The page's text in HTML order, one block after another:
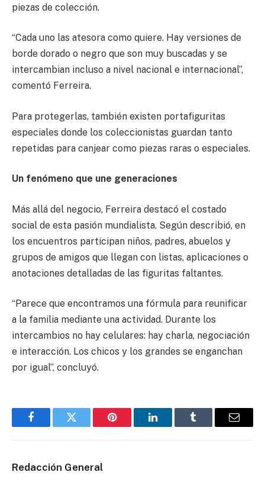
piezas de colección.
“Cada uno las atesora como quiere. Hay versiones de
borde dorado o negro que son muy buscadas y se
intercambian incluso a nivel nacional e internacional”,
comentó Ferreira.
Para protegerlas, también existen portafiguritas
especiales donde los coleccionistas guardan tanto
repetidas para canjear como piezas raras o especiales.
Un fenómeno que une generaciones
Más allá del negocio, Ferreira destacó el costado
social de esta pasión mundialista. Según describió, en
los encuentros participan niños, padres, abuelos y
grupos de amigos que llegan con listas, aplicaciones o
anotaciones detalladas de las figuritas faltantes.
“Parece que encontramos una fórmula para reunificar
a la familia mediante una actividad. Durante los
intercambios no hay celulares: hay charla, negociación
e interacción. Los chicos y los grandes se enganchan
por igual”, concluyó.
FacebookTwitter Pinterest LinkedInTumblr Email
Redacción General